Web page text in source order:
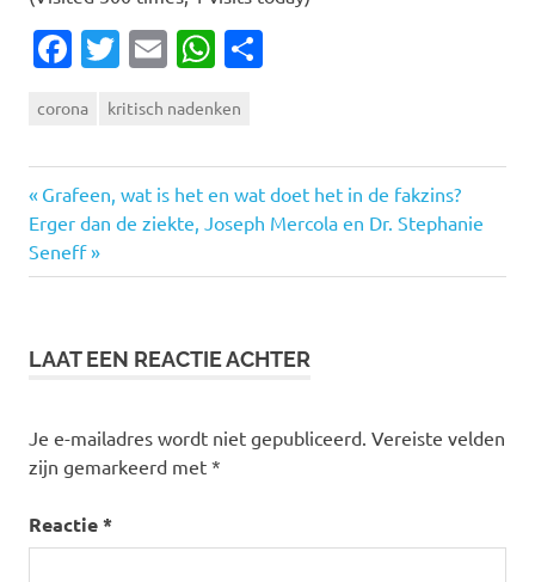
Facebook
Twitter
EmailWhatsApp
corona kritisch nadenken
Bericht
navigatie
Vorige
bericht:
Grafeen, wat is het en wat doet het in de fakzins?
Volgende
bericht:
Erger dan de ziekte, Joseph Mercola en Dr. Stephanie
Seneff
LAAT EEN REACTIE ACHTER
Je e-mailadres wordt niet gepubliceerd. Vereiste velden
zijn gemarkeerd met *
Reactie*